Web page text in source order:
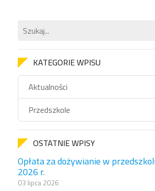
KATEGORIE WPISU
Aktualności
Przedszkole
OSTATNIE WPISY
Opłata za dożywianie w
2026 r.
03 lipca 2026